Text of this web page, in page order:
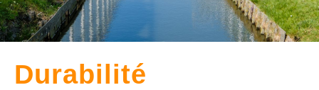
Durabilité